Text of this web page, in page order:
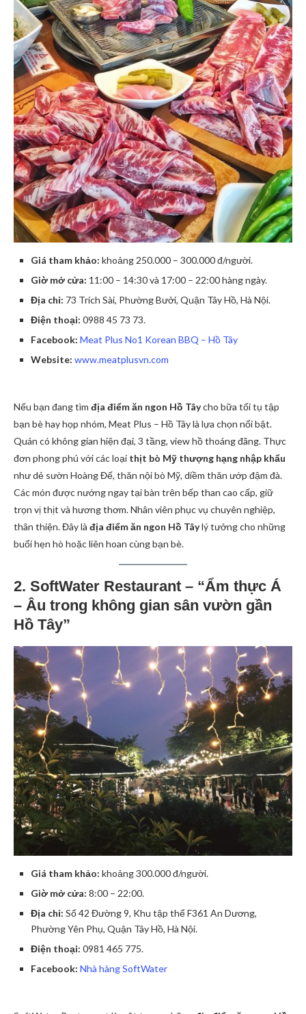
Giá tham khảo: khoảng 250.000 – 300.000 đ/người.
Giờ mở cửa: 11:00 – 14:30 và 17:00 – 22:00 hàng ngày.
Địa chỉ: 73 Trích Sài, Phường Bưởi, Quận Tây Hồ, Hà Nội.
Điện thoại: 0988 45 73 73.
Facebook: Meat Plus No1 Korean BBQ – Hồ Tây
Website: www.meatplusvn.com
Nếu bạn đang tìm địa điểm ăn ngon Hồ Tâycho bữa tối tụ tập
bạn bè hay họp nhóm, Meat Plus – Hồ Tây là lựa chọn nổi bật.
Quán có không gian hiện đại, 3 tầng, view hồ thoáng đãng. Thực
đơn phong phú với các loại thịt bò Mỹ thượng hạng nhập khẩu
như dẻ sườn Hoàng Đế, thăn nội bò Mỹ, diềm thăn ướp đậm đà.
Các món được nướng ngay tại bàn trên bếp than cao cấp, giữ
trọn vị thịt và hương thơm. Nhân viên phục vụ chuyên nghiệp,
thân thiện. Đây là địa điểm ăn ngon Hồ Tâylý tưởng cho những
buổi hẹn hò hoặc liên hoan cùng bạn bè.
2. SoftWater Restaurant – “Ẩm thực Á
– Âu trong không gian sân vườn gần
Hồ Tây”
Giá tham khảo: khoảng 300.000 đ/người.
Giờ mở cửa: 8:00 – 22:00.
Địa chỉ: Số 42 Đường 9, Khu tập thể F361 An Dương,
Phường Yên Phụ, Quận Tây Hồ, Hà Nội.
Điện thoại: 0981 465 775.
Facebook: Nhà hàng SoftWater